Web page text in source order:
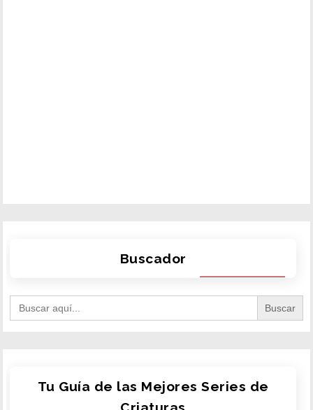
Buscador
for:
Tu Guía de las Mejores Series de